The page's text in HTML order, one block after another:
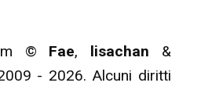
© Fae, lisachan &
- 2026. Alcuni diritti